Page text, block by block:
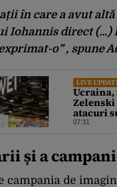
în care a avut
Iohannis direct (…)
o” , spune
LIVE
Ucraina,
atacuri
07:31
și a
campania de